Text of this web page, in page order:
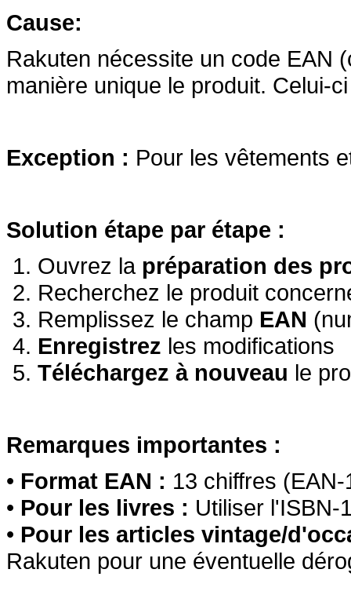
Cause:
Rakuten nécessite un code EAN
manière unique le produit. Celui-
Exception : Pour les vêtements
Solution étape par étape :
Ouvrez la préparation des
Recherchez le produit
Remplissez le champ EAN
Enregistrez les modifications
Téléchargez à nouveau le
Remarques importantes :
• Format EAN : 13 chiffres (EAN-
• Pour les livres : Utiliser l'ISBN-
• Pour les articles vintage/
Rakuten pour une éventuelle